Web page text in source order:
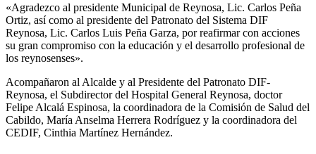
«Agradezco al presidente Municipal de Reynosa, Lic. Carlos Peña
Ortiz, así como al presidente del Patronato del Sistema DIF
Reynosa, Lic. Carlos Luis Peña Garza, por reafirmar con acciones
su gran compromiso con la educación y el desarrollo profesional de
los reynosenses».
Acompañaron al Alcalde y al Presidente del Patronato DIF-
Reynosa, el Subdirector del Hospital General Reynosa, doctor
Felipe Alcalá Espinosa, la coordinadora de la Comisión de Salud del
Cabildo, María Anselma Herrera Rodríguez y la coordinadora del
CEDIF, Cinthia Martínez Hernández.